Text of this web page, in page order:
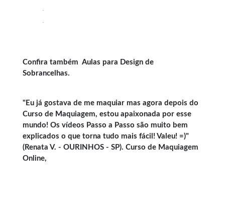
Confira também Aulas para Design de
Sobrancelhas.
"Eu já gostava de me maquiar mas agora depois do
Curso de Maquiagem, estou apaixonada por esse
mundo! Os vídeos Passo a Passo são muito bem
explicados o que torna tudo mais fácil! Valeu! =)"
(Renata V. - OURINHOS - SP). Curso de Maquiagem
Online,